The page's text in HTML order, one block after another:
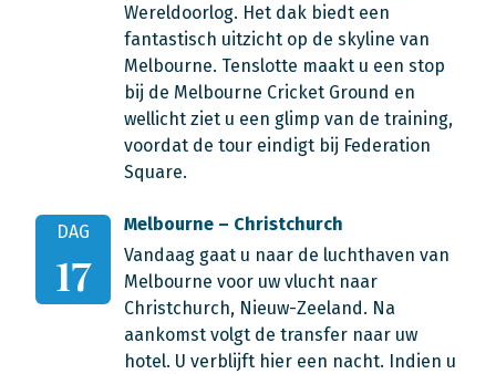
Wereldoorlog. Het dak biedt een
fantastisch uitzicht op de skyline van
Melbourne. Tenslotte maakt u een stop
bij de Melbourne Cricket Ground en
wellicht ziet u een glimp van de training,
voordat de tour eindigt bij Federation
Square.
DAG
17
Melbourne – Christchurch
Vandaag gaat u naar de luchthaven van
Melbourne voor uw vlucht naar
Christchurch, Nieuw-Zeeland. Na
aankomst volgt de transfer naar uw
hotel. U verblijft hier een nacht. Indien u